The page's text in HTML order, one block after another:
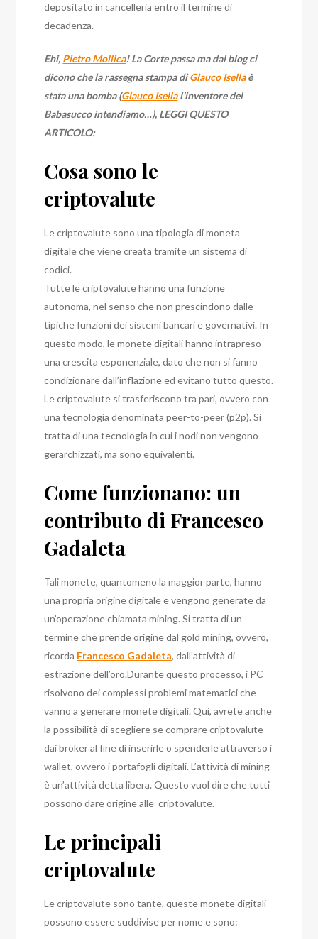
depositato in cancelleria entro il termine di
decadenza.
Ehi, Pietro Mollica! La Corte passa ma dal blog ci
dicono che la rassegna stampa diGlauco Isellaè
stata una bomba (Glauco Isellal’inventore del
Babasucco intendiamo…), LEGGI QUESTO
ARTICOLO:
Cosa sono le
criptovalute
Le criptovalute sono una tipologia di moneta
digitale che viene creata tramite un sistema di
codici.
Tutte le criptovalute hanno una funzione
autonoma, nel senso che non prescindono dalle
tipiche funzioni dei sistemi bancari e governativi. In
questo modo, le monete digitali hanno intrapreso
una crescita esponenziale, dato che non si fanno
condizionare dall’inflazione ed evitano tutto questo.
Le criptovalute si trasferiscono tra pari, ovvero con
una tecnologia denominata peer-to-peer (p2p).Si
tratta di una tecnologia in cui i nodi non vengono
gerarchizzati, ma sono equivalenti.
Come funzionano: un
contributo di Francesco
Gadaleta
Tali monete, quantomeno la maggior parte, hanno
una propria origine digitale e vengono generate da
un’operazione chiamata mining. Si tratta di un
termine che prende origine dal gold mining, ovvero,
ricorda Francesco Gadaleta, dall’attività di
estrazione dell’oro.Durante questo processo, i PC
risolvono dei complessi problemi matematici che
vanno a generare monete digitali. Qui, avrete anche
la possibilità di scegliere se comprare criptovalute
dai broker al fine di inserirle o spenderle attraverso i
wallet, ovvero i portafogli digitali.L’attività di mining
è un’attività detta libera. Questo vuol dire che tutti
possono dare origine alle criptovalute.
Le principali
criptovalute
Le criptovalute sono tante, queste monete digitali
possono essere suddivise per nome e sono: